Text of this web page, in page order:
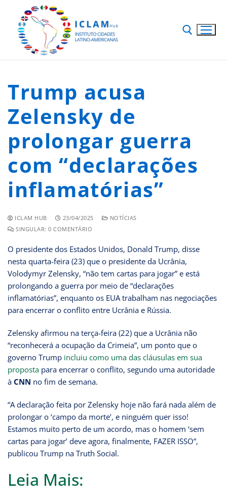
Trump acusa
Zelensky de
prolongar guerra
com “declarações
inflamatórias”
ICLAM HUB 23/04/2025
NOTÍCIAS
SINGULAR: 0 COMENTÁRIO
O presidente dos Estados Unidos, Donald Trump, disse
nesta quarta-feira (23) que o presidente da Ucrânia,
Volodymyr Zelensky, “não tem cartas para jogar” e está
prolongando a guerra por meio de “declarações
inflamatórias”, enquanto os EUA trabalham nas negociações
para encerrar o conflito entre Ucrânia e Rússia.
Zelensky afirmou na terça-feira (22) que a Ucrânia não
“reconhecerá a ocupação da Crimeia”, um ponto que o
governo Trump incluiu como uma das cláusulas em sua
proposta para encerrar o conflito, segundo uma autoridade
à CNN no fim de semana.
“A declaração feita por Zelensky hoje não fará nada além de
prolongar o ‘campo da morte’, e ninguém quer isso!
Estamos muito perto de um acordo, mas o homem ‘sem
cartas para jogar’ deve agora, finalmente, FAZER ISSO”,
publicou Trump na Truth Social.
Leia Mais: